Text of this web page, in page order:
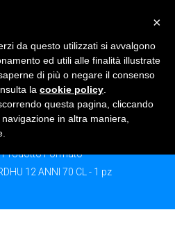
12 ANNI 70 CL - 1
Prodotto Formato
12 ANNI 70 CL - 1 pz
×
da questo utilizzati si avvalgono
ed utili alle finalità illustrate
di più o negare il consenso
la cookie policy
questa pagina, cliccando
in altra maniera,